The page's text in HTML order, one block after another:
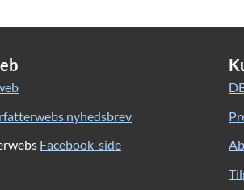
nyhedsbrev
Facebook-side